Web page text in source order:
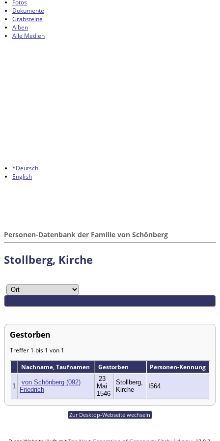
Fotos
Dokumente
Grabsteine
Alben
Alle Medien
*Deutsch
English
Personen-Datenbank der Familie von Schönberg
Stollberg, Kirche
Gestorben
Treffer 1 bis 1 von 1
Nachname, Taufnamen
Gestorben Personen-Kennung
1
von Schönberg (092)
Friedrich
23
Mai
1546
Stollberg,
Kirche
I564
Zur Desktop-Webseite wechseln